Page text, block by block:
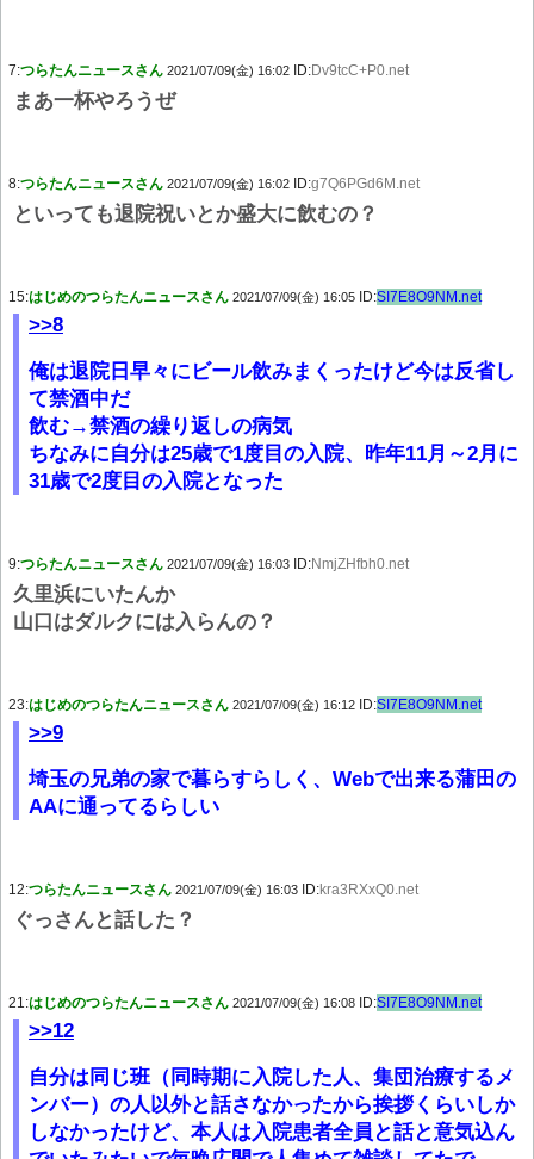
7:つらたんニュースさん 2021/07/09(金) 16:02 ID:Dv9tcC+P0.net
まあ一杯やろうぜ
8:つらたんニュースさん 2021/07/09(金) 16:02 ID:g7Q6PGd6M.net
といっても退院祝いとか盛大に飲むの？
15:はじめのつらたんニュースさん 2021/07/09(金) 16:05 ID:SI7E8O9NM.net
>>8
俺は退院日早々にビール飲みまくったけど今は反省し
て禁酒中だ
飲む→禁酒の繰り返しの病気
ちなみに自分は25歳で1度目の入院、昨年11月～2月に
31歳で2度目の入院となった
9:つらたんニュースさん 2021/07/09(金) 16:03 ID:NmjZHfbh0.net
久里浜にいたんか
山口はダルクには入らんの？
23:はじめのつらたんニュースさん 2021/07/09(金) 16:12 ID:SI7E8O9NM.net
>>9
埼玉の兄弟の家で暮らすらしく、Webで出来る蒲田の
AAに通ってるらしい
12:つらたんニュースさん 2021/07/09(金) 16:03 ID:kra3RXxQ0.net
ぐっさんと話した？
21:はじめのつらたんニュースさん 2021/07/09(金) 16:08 ID:SI7E8O9NM.net
>>12
自分は同じ班（同時期に入院した人、集団治療するメ
ンバー）の人以外と話さなかったから挨拶くらいしか
しなかったけど、本人は入院患者全員と話と意気込ん